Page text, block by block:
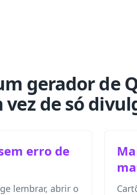
gerador de
de só
erro de
lembrar, abrir o